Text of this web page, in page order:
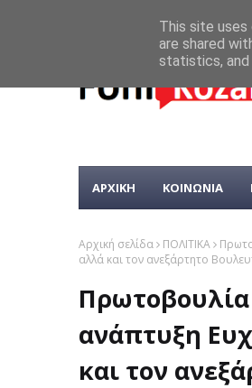
ΑΡΧΙΚΗ ΚΟΙΝΩΝΙΑ
Αρχική σελίδα ΠΟΛΙΤΙΚΑ
αλλά και τον ανεξάρτητο
Πρωτοβουλία
ανάπτυξη
και τον
This site
are shared
statistics,